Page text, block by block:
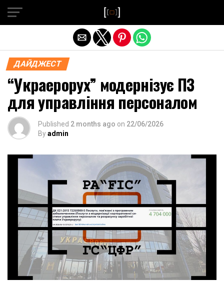
ДАЙДЖЕСТ
“Украерорух” модернізує ПЗ
для управління персоналом
Published 2 months ago on 22/06/2026
Byadmin
Exit mobile version